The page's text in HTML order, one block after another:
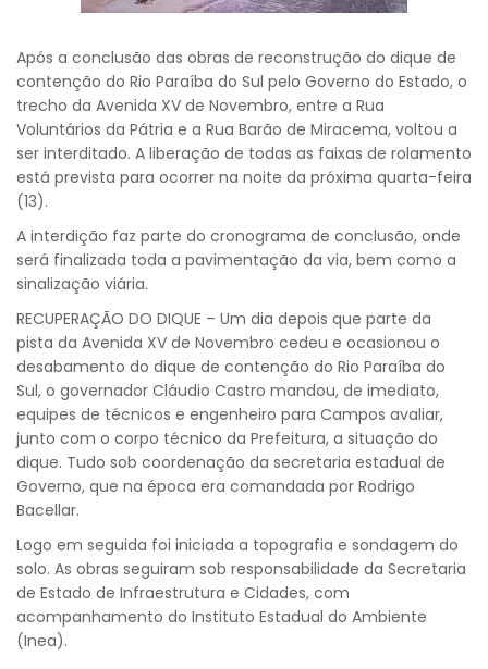
Após a conclusão das obras de reconstrução do dique de
contenção do Rio Paraíba do Sul pelo Governo do Estado, o
trecho da Avenida XV de Novembro, entre a Rua
Voluntários da Pátria e a Rua Barão de Miracema, voltou a
ser interditado. A liberação de todas as faixas de rolamento
está prevista para ocorrer na noite da próxima quarta-feira
(13).
A interdição faz parte do cronograma de conclusão, onde
será finalizada toda a pavimentação da via, bem como a
sinalização viária.
RECUPERAÇÃO DO DIQUE – Um dia depois que parte da
pista da Avenida XV de Novembro cedeu e ocasionou o
desabamento do dique de contenção do Rio Paraíba do
Sul, o governador Cláudio Castro mandou, de imediato,
equipes de técnicos e engenheiro para Campos avaliar,
junto com o corpo técnico da Prefeitura, a situação do
dique. Tudo sob coordenação da secretaria estadual de
Governo, que na época era comandada por Rodrigo
Bacellar.
Logo em seguida foi iniciada a topografia e sondagem do
solo. As obras seguiram sob responsabilidade da Secretaria
de Estado de Infraestrutura e Cidades, com
acompanhamento do Instituto Estadual do Ambiente
(Inea).